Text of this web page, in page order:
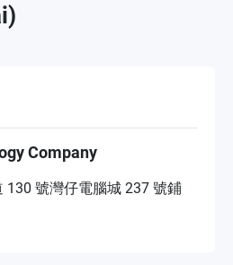
Company
130 號灣仔電腦城 237 號鋪